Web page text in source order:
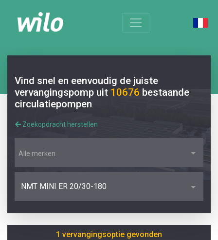
Vind snel en eenvoudig de juiste
vervangingspomp uit 10676 bestaande
circulatiepompen
Zoekopdracht herstellen
Alle merken
NMT MINI ER 20/30-180
1 vervangingsoptie gevonden